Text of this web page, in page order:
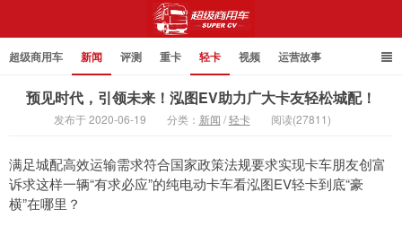
超级商用车 新闻 评测 重卡 轻卡 视频 运营故事
预见时代，引领未来！泓图EV助力广大卡友轻松城配！
发布于 2020-06-19 分类： 新闻 /轻卡 阅读(27811)
满足城配高效运输需求符合国家政策法规要求实现卡车朋友创富
诉求这样一辆“有求必应”的纯电动卡车看泓图EV轻卡到底“豪
横”在哪里？